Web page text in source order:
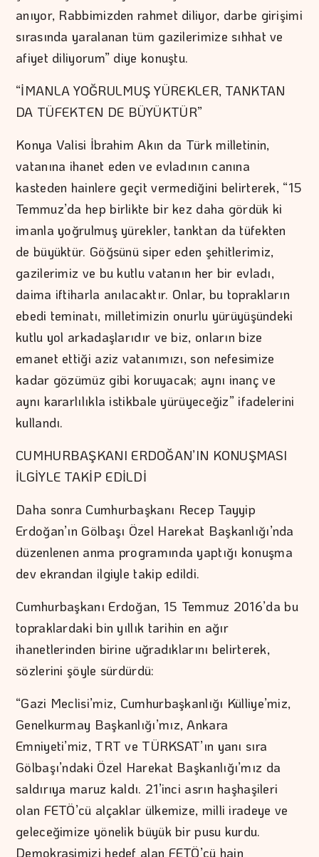
anıyor, Rabbimizden rahmet diliyor, darbe girişimi
sırasında yaralanan tüm gazilerimize sıhhat ve
afiyet diliyorum” diye konuştu.
“İMANLA YOĞRULMUŞ YÜREKLER, TANKTAN
DA TÜFEKTEN DE BÜYÜKTÜR”
Konya Valisi İbrahim Akın da Türk milletinin,
vatanına ihanet eden ve evladının canına
kasteden hainlere geçit vermediğini belirterek, “15
Temmuz’da hep birlikte bir kez daha gördük ki
imanla yoğrulmuş yürekler, tanktan da tüfekten
de büyüktür. Göğsünü siper eden şehitlerimiz,
gazilerimiz ve bu kutlu vatanın her bir evladı,
daima iftiharla anılacaktır. Onlar, bu toprakların
ebedi teminatı, milletimizin onurlu yürüyüşündeki
kutlu yol arkadaşlarıdır ve biz, onların bize
emanet ettiği aziz vatanımızı, son nefesimize
kadar gözümüz gibi koruyacak; aynı inanç ve
aynı kararlılıkla istikbale yürüyeceğiz” ifadelerini
kullandı.
CUMHURBAŞKANI ERDOĞAN’IN KONUŞMASI
İLGİYLE TAKİP EDİLDİ
Daha sonra Cumhurbaşkanı Recep Tayyip
Erdoğan’ın Gölbaşı Özel Harekat Başkanlığı’nda
düzenlenen anma programında yaptığı konuşma
dev ekrandan ilgiyle takip edildi.
Cumhurbaşkanı Erdoğan, 15 Temmuz 2016’da bu
topraklardaki bin yıllık tarihin en ağır
ihanetlerinden birine uğradıklarını belirterek,
sözlerini şöyle sürdürdü:
“Gazi Meclisi’miz, Cumhurbaşkanlığı Külliye’miz,
Genelkurmay Başkanlığı’mız, Ankara
Emniyeti’miz, TRT ve TÜRKSAT’ın yanı sıra
Gölbaşı’ndaki Özel Harekat Başkanlığı’mız da
saldırıya maruz kaldı. 21’inci asrın haşhaşileri
olan FETÖ’cü alçaklar ülkemize, milli iradeye ve
geleceğimize yönelik büyük bir pusu kurdu.
Demokrasimizi hedef alan FETÖ’cü hain